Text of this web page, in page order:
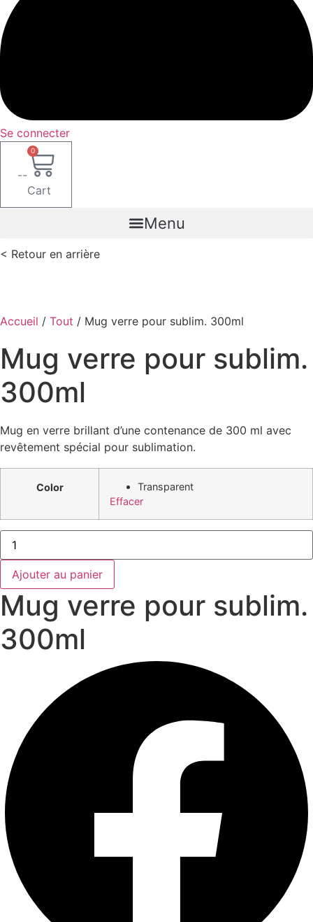
Se connecter
--
0
Cart
Menu
< Retour en arrière
Accueil / Tout / Mug verre pour sublim. 300ml
Mug verre pour sublim.
300ml
Mug en verre brillant d’une contenance de 300 ml avec
revêtement spécial pour sublimation.
Color
Transparent
Effacer
quantité
Mug
verre
pour
sublim.
300ml
Ajouter au panier
Mug verre pour sublim.
300ml